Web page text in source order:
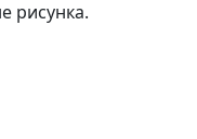
рисунка.